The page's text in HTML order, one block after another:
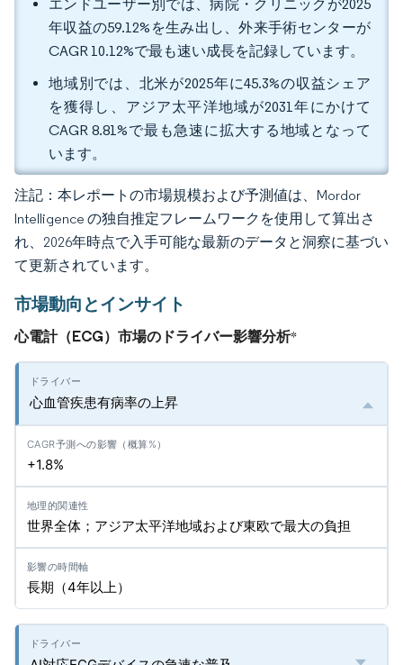
エンドユーザー別では、病院・クリニックが2025
年収益の59.12%を生み出し、外来手術センターが
CAGR 10.12%で最も速い成長を記録しています。
地域別では、北米が2025年に45.3%の収益シェア
を獲得し、アジア太平洋地域が2031年にかけて
CAGR 8.81%で最も急速に拡大する地域となって
います。
注記：本レポートの市場規模および予測値は、Mordor
Intelligence の独自推定フレームワークを使用して算出さ
れ、2026年時点で入手可能な最新のデータと洞察に基づい
て更新されています。
市場動向とインサイト
心電計（ECG）市場のドライバー影響分析*
心血管疾患有病率の上昇
+1.8%
世界全体；アジア太平洋地域および東欧で最大の負担
長期（4年以上）